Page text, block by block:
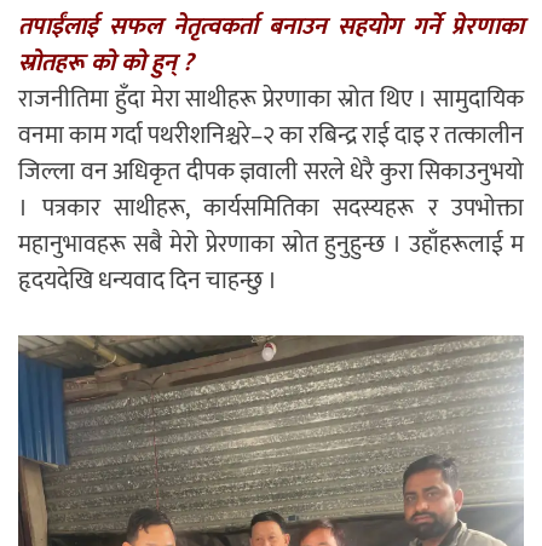
तपाईंलाई सफल नेतृत्वकर्ता बनाउन सहयोग गर्ने प्रेरणाका
स्रोतहरू को को हुन् ?
राजनीतिमा हुँदा मेरा साथीहरू प्रेरणाका स्रोत थिए । सामुदायिक
वनमा काम गर्दा पथरीशनिश्चरे–२ का रबिन्द्र राई दाइ र तत्कालीन
जिल्ला वन अधिकृत दीपक ज्ञवाली सरले धेरै कुरा सिकाउनुभयो
। पत्रकार साथीहरू, कार्यसमितिका सदस्यहरू र उपभोक्ता
महानुभावहरू सबै मेरो प्रेरणाका स्रोत हुनुहुन्छ । उहाँहरूलाई म
हृदयदेखि धन्यवाद दिन चाहन्छु ।